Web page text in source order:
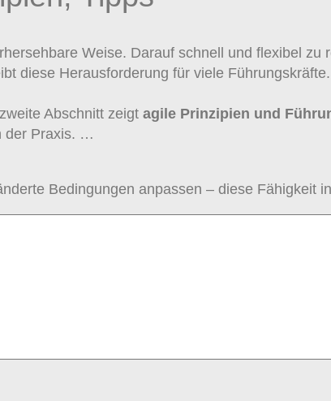
Weise. Darauf schnell und flexibel zu
diese Herausforderung für viele
Abschnitt zeigt agile Prinzipien und
der Praxis. …
Bedingungen anpassen – diese Fähigkeit